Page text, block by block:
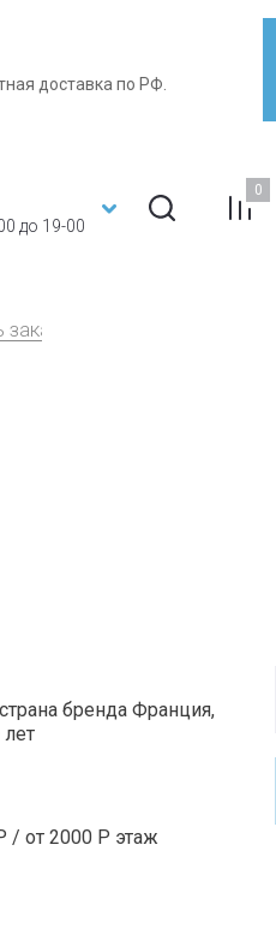
доставка по РФ.
до 19-00
0
бренда Франция,
лет
/ от 2000 Р этаж